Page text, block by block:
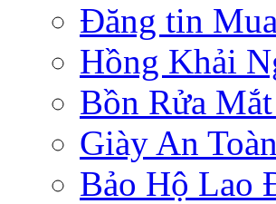
Đăng tin
Hồng Khải
Bồn Rửa
Giày An Toàn
Bảo Hộ Lao